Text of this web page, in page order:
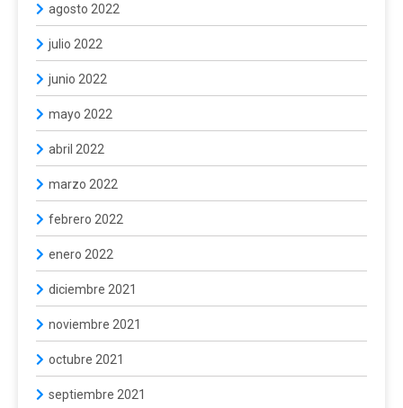
agosto 2022
julio 2022
junio 2022
mayo 2022
abril 2022
marzo 2022
febrero 2022
enero 2022
diciembre 2021
noviembre 2021
octubre 2021
septiembre 2021